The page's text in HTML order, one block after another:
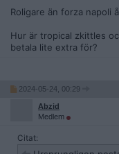
Roligare än forza napoli
Hur är tropical zkittles
betala lite extra för?
2024-05-24, 00:29
Abzid
Medlem
Citat: